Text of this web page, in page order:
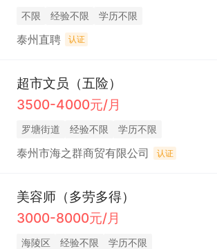
不限 经验不限 学历不限
泰州直聘 认证
超市文员（五险）
3500-4000元/月
罗塘街道 经验不限 学历不限
泰州市海之群商贸有限公司 认证
美容师（多劳多得）
3000-8000元/月
海陵区 经验不限 学历不限